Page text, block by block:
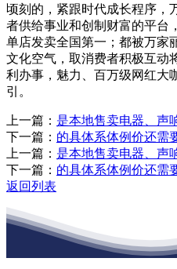
顷刻的，紧跟时代成长程序，
者供给事业和创制财富的平台
单店发卖全国第一；都被万家
文化空气，取消费者积极互动
利办事，魅力、百万级网红大
引。
上一篇： 是本地售卖电器、声
下一篇： 的具体系体例价还需
上一篇： 是本地售卖电器、声
下一篇： 的具体系体例价还需
返回列表